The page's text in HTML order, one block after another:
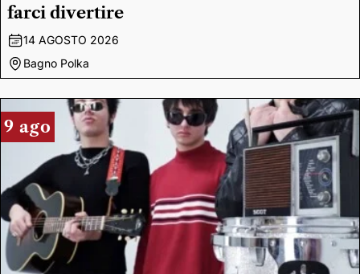
farci divertire
14 AGOSTO 2026
Bagno Polka
9 ago